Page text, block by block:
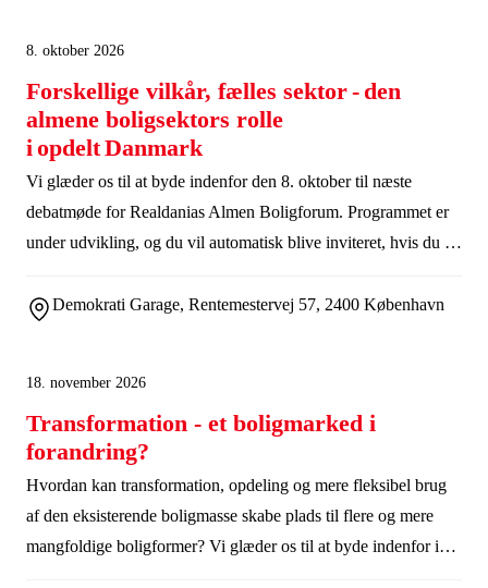
8. oktober 2026
Forskellige vilkår, fælles sektor - den
almene boligsektors rolle
i opdelt Danmark
Vi glæder os til at byde indenfor den 8. oktober til næste
debatmøde for Realdanias Almen Boligforum. Programmet er
under udvikling, og du vil automatisk blive inviteret, hvis du er
Demokrati Garage, Rentemestervej 57, 2400 København
18. november 2026
Transformation - et boligmarked i
forandring?
Hvordan kan transformation, opdeling og mere fleksibel brug
af den eksisterende boligmasse skabe plads til flere og mere
mangfoldige boligformer? Vi glæder os til at byde indenfor i